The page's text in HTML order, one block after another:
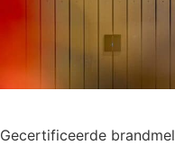
Gecertificeerde